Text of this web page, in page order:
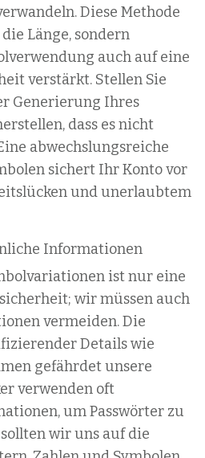
Diese Methode
Länge, sondern
auch auf eine
verstärkt. Stellen Sie
Generierung Ihres
dass es nicht
abwechslungsreiche
sichert Ihr Konto vor
und unerlaubtem
Informationen
ist nur eine
wir müssen auch
vermeiden. Die
Details wie
gefährdet unsere
verwenden oft
um Passwörter zu
wir uns auf die